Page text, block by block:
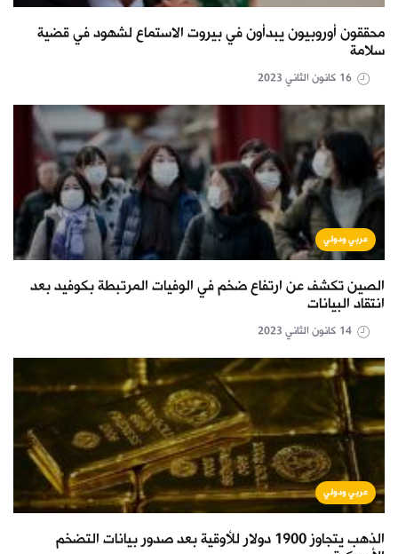
محققون أوروبيون يبدأون في بيروت الاستماع لشهود في قضية
سلامة
عربي ودولي
الصين تكشف عن ارتفاع ضخم في الوفيات المرتبطة بكوفيد بعد
انتقاد البيانات
عربي ودولي
الذهب يتجاوز 1900 دولار للأوقية بعد صدور بيانات التضخم